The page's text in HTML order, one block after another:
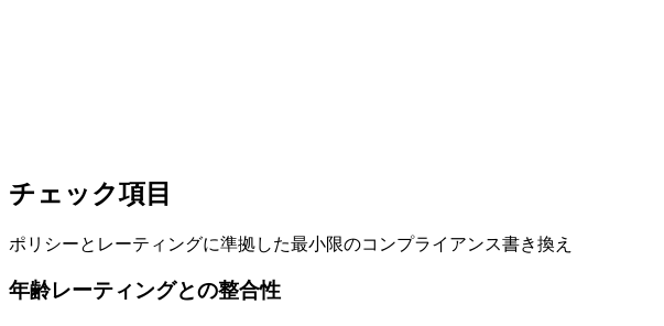
チェック項目
ポリシーとレーティングに準拠した最小限のコンプライアンス書き換え
年齢レーティングとの整合性